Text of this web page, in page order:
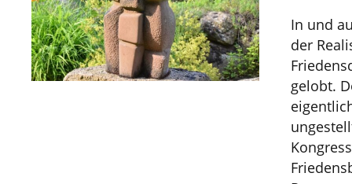
In und
der
gelobt.